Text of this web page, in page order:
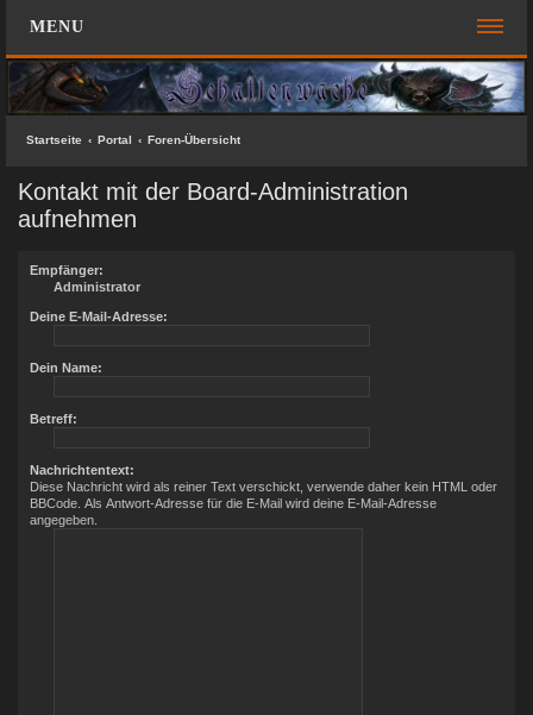
MENU
FOREN-ÜBERSICHT
Aktive Themen
Das Team
FAQ
ANMELDEN
REGISTRIEREN
KONTAKT
SUCHE
Startseite Portal Foren-Übersicht
Kontakt mit der Board-Administration
aufnehmen
Empfänger:
Administrator
Deine E-Mail-Adresse:
Dein Name:
Betreff:
Nachrichtentext:
Diese Nachricht wird als reiner Text verschickt, verwende daher kein HTML oder
BBCode. Als Antwort-Adresse für die E-Mail wird deine E-Mail-Adresse
angegeben.